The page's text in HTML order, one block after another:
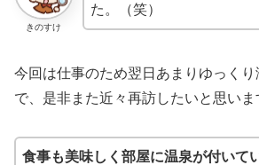
きのすけ
た。（笑）
今回は仕事のため翌日あまりゆっく
で、是非また近々再訪したいと思いま
食事も美味しく部屋に温泉が付いて